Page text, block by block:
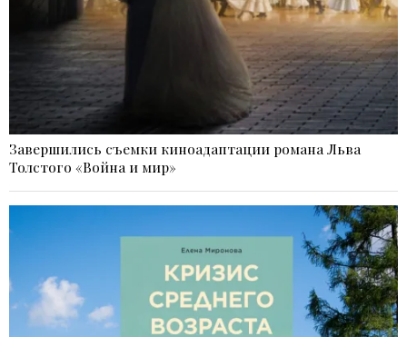
Завершились съемки киноадаптации романа Льва
Толстого «Война и мир»